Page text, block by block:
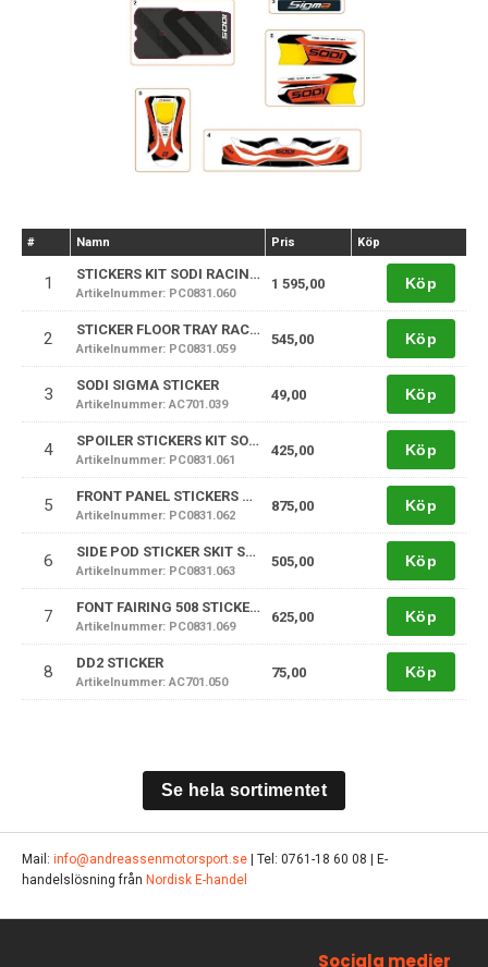
# Namn Pris Köp
1 STICKERS KIT SODI RACING 2022
Artikelnummer: PC0831.060
1 595,00 Köp
2 STICKER FLOOR TRAY RACING DD2-22
Artikelnummer: PC0831.059
545,00 Köp
3 SODI SIGMA STICKER
Artikelnummer: AC701.039
49,00 Köp
4 SPOILER STICKERS KIT SODI RACING 22
Artikelnummer: PC0831.061
425,00 Köp
5 FRONT PANEL STICKERS KIT SODI RACING 22
Artikelnummer: PC0831.062
875,00 Köp
6 SIDE POD STICKER SKIT SODI RACING 22
Artikelnummer: PC0831.063
505,00 Köp
7 FONT FAIRING 508 STICKERS KIT
Artikelnummer: PC0831.069
625,00 Köp
8 DD2 STICKER
Artikelnummer: AC701.050
75,00 Köp
Se hela sortimentet
Mail: info@andreassenmotorsport.se | Tel: 0761-18 60 08 | E-
handelslösning från Nordisk E-handel
Sociala medier